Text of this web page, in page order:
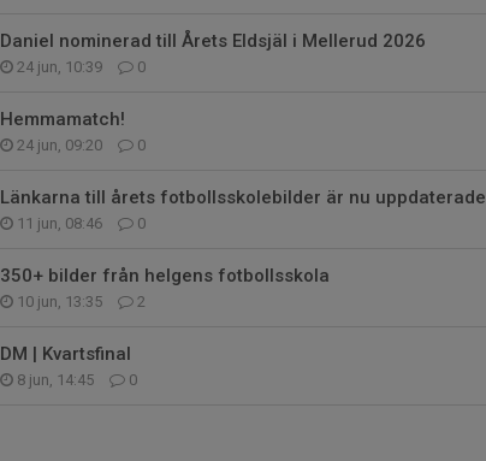
Daniel nominerad till Årets Eldsjäl i Mellerud 2026
24 jun, 10:39 0
Hemmamatch!
24 jun, 09:20 0
Länkarna till årets fotbollsskolebilder är nu uppdaterade
11 jun, 08:46 0
350+ bilder från helgens fotbollsskola
10 jun, 13:35 2
DM | Kvartsfinal
8 jun, 14:45 0